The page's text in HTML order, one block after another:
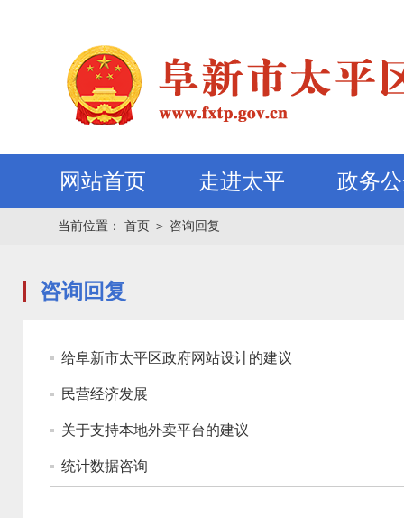
网站首页 走进太平 政务
当前位置： 首页 ＞ 咨询回复
咨询回复
给阜新市太平区政府网站设计的建议
民营经济发展
关于支持本地外卖平台的建议
统计数据咨询